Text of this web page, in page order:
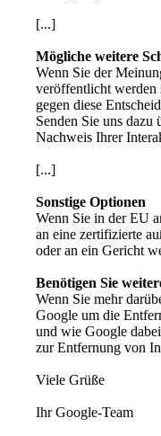
[...]
Mögliche weitere
Wenn Sie der
veröffentlicht werden
gegen diese
Senden Sie uns
Nachweis Ihrer
[...]
Sonstige Optionen
Wenn Sie in der EU
an eine zertifizierte
oder an ein Gericht
Benötigen Sie
Wenn Sie mehr
Google um die
und wie Google
zur Entfernung von
Viele Grüße
Ihr Google-Team